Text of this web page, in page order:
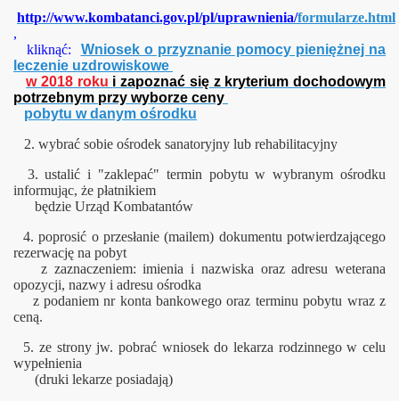
http://www.kombatanci.gov.pl/pl/uprawnienia/formularze.html
,
kliknąć:
Wniosek o przyznanie pomocy pieniężnej na
leczenie uzdrowiskowe
w 2018 roku i zapoznać się z kryterium dochodowym
potrzebnym przy wyborze ceny
pobytu w danym ośrodku
2. wybrać sobie ośrodek sanatoryjny lub rehabilitacyjny
3. ustalić i "zaklepać" termin pobytu w wybranym ośrodku
informując, że płatnikiem
będzie Urząd Kombatantów
4. poprosić o przesłanie (mailem) dokumentu potwierdzającego
rezerwację na pobyt
z zaznaczeniem: imienia i nazwiska oraz adresu weterana
opozycji, nazwy i adresu ośrodka
z podaniem nr konta bankowego oraz terminu pobytu wraz z
ceną.
5. ze strony jw. pobrać wniosek do lekarza rodzinnego w celu
wypełnienia
(druki lekarze posiadają)